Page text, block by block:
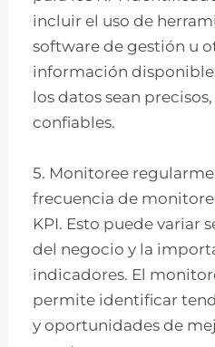
incluir el uso de
software de gestión u
información
los datos sean
confiables.
5. Monitoree
frecuencia de
KPI. Esto puede variar
del negocio y la
indicadores. El
permite identificar
y oportunidades de